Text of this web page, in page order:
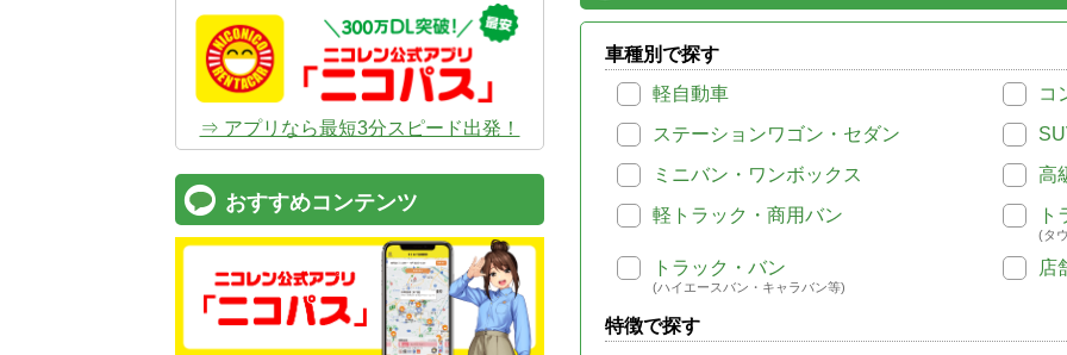
車種別で探す
軽自動車
コ
ステーションワゴン・セダン
ミニバン・ワンボックス
高
軽トラック・商用バン
ト
(タ
トラック・バン
(ハイエースバン・キャラバン等)
店
特徴で探す
⇒ アプリなら最短3分スピード出発！
おすすめコンテンツ